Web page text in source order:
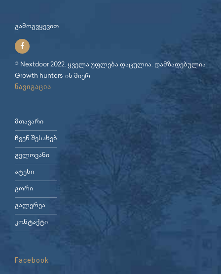
გამოგვყევით
© Nextdoor 2022. ყველა უფლება დაცულია. დამზადებულია
Growth hunters-ის მიერ
ნავიგაცია
მთავარი
ჩვენ შესახებ
გელოვანი
ატენი
გორი
გალერეა
კონტაქტი
Facebook